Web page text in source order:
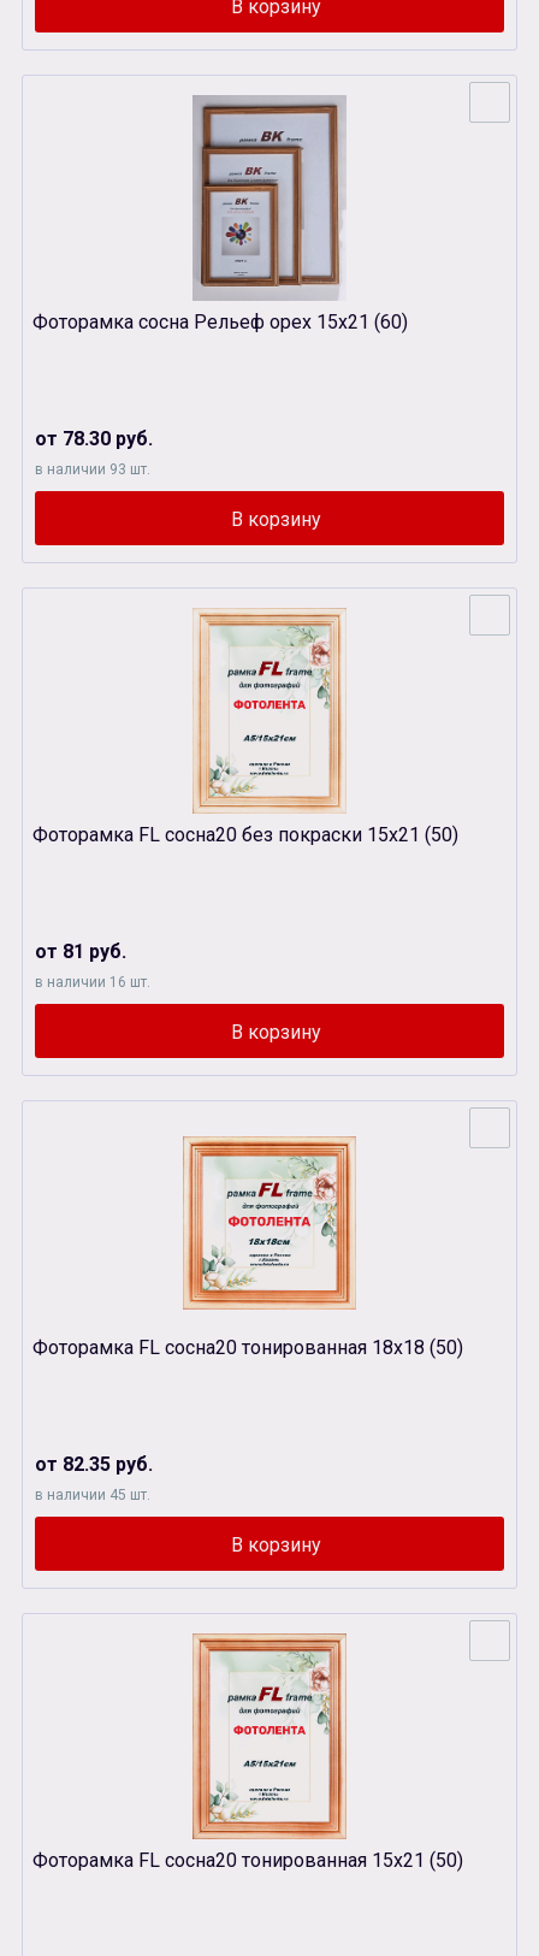
Фоторамка сосна Рельеф орех 15х21 (60)
от 78.30 руб.
в наличии 93 шт.
Фоторамка FL сосна20 без покраски 15х21 (50)
от 81 руб.
в наличии 16 шт.
Фоторамка FL сосна20 тонированная 18х18 (50)
от 82.35 руб.
в наличии 45 шт.
Фоторамка FL сосна20 тонированная 15х21 (50)